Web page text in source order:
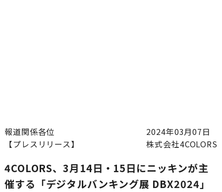
報道関係各位
【プレスリリース】
2024年03月07日
株式会社4COLORS
4COLORS、3月14日・15日にニッキンが主
催する「デジタルバンキング展 DBX2024」